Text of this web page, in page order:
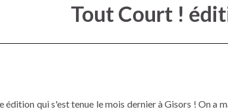
Tout Court !
édition qui s'est tenue le mois dernier à Gisors ! On a